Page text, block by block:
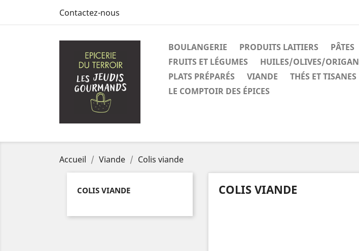
Contactez-nous
BOULANGERIE PRODUITS LAITIERS PÂTES
FRUITS ET LÉGUMES
HUILES/OLIVES/ORIGAN
PLATS PRÉPARÉS
VIANDE THÉS ET TISANES
LE COMPTOIR DES ÉPICES
Accueil Viande Colis viande
COLIS VIANDE COLIS VIANDE